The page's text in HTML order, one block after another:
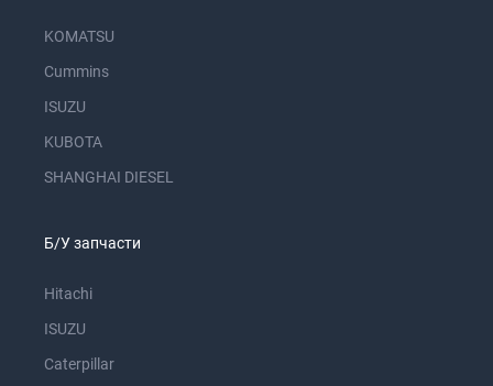
KOMATSU
Cummins
ISUZU
KUBOTA
SHANGHAI DIESEL
Б/У запчасти
Hitachi
ISUZU
Caterpillar